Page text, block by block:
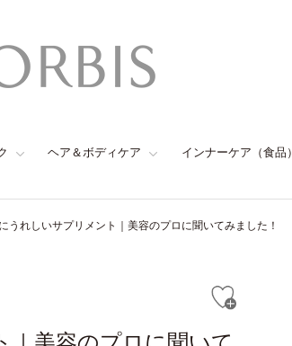
ヘア＆ボディケア インナーケア（食品）
うれしいサプリメント｜美容のプロに聞いてみました！